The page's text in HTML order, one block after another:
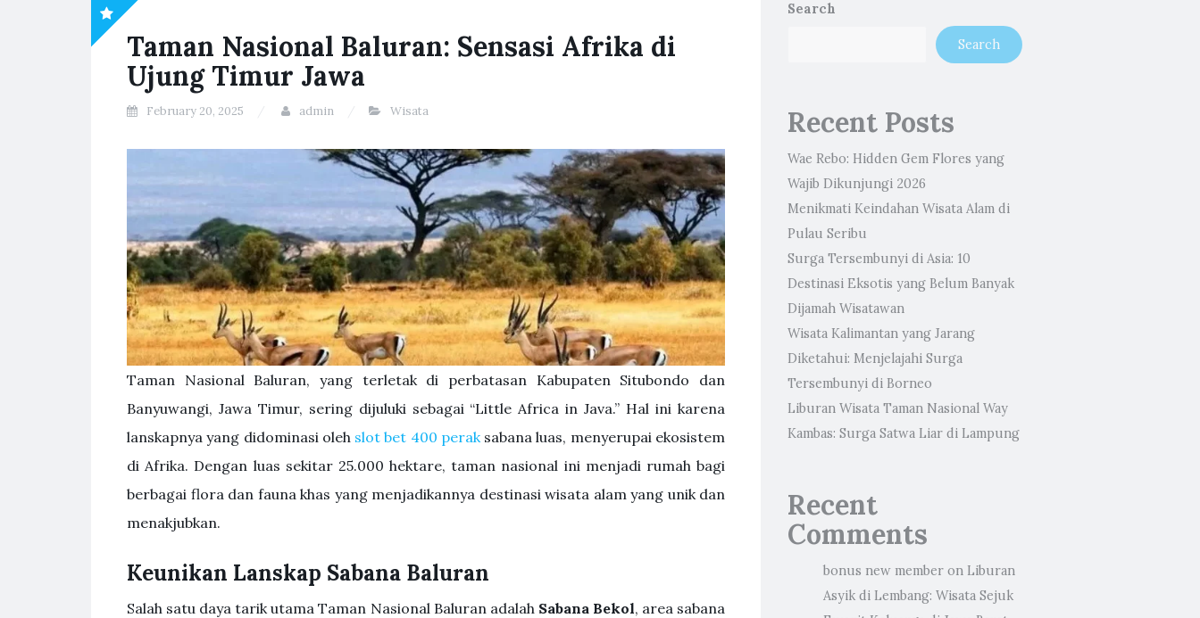
Taman Nasional Baluran: Sensasi Afrika di
Ujung Timur Jawa
February 20, 2025 admin Wisata
Taman Nasional Baluran, yang terletak di perbatasan Kabupaten Situbondo dan
Banyuwangi, Jawa Timur, sering dijuluki sebagai “Little Africa in Java.” Hal ini karena
lanskapnya yang didominasi oleh slot bet 400 peraksabana luas, menyerupai ekosistem
di Afrika. Dengan luas sekitar 25.000 hektare, taman nasional ini menjadi rumah bagi
berbagai flora dan fauna khas yang menjadikannya destinasi wisata alam yang unik dan
menakjubkan.
Keunikan Lanskap Sabana Baluran
Salah satu daya tarik utama Taman Nasional Baluran adalah Sabana Bekol, area sabana
Search
Search
Recent Posts
Wae Rebo: Hidden Gem Flores yang
Wajib Dikunjungi 2026
Menikmati Keindahan Wisata Alam di
Pulau Seribu
Surga Tersembunyi di Asia: 10
Destinasi Eksotis yang Belum Banyak
Dijamah Wisatawan
Wisata Kalimantan yang Jarang
Diketahui: Menjelajahi Surga
Tersembunyi di Borneo
Liburan Wisata Taman Nasional Way
Kambas: Surga Satwa Liar di Lampung
Recent
Comments
bonus new member on Liburan
Asyik di Lembang: Wisata Sejuk